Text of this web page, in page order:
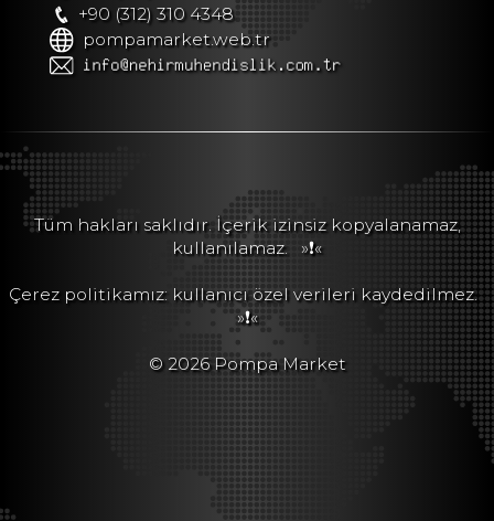
+90 (312) 310 4348
pompamarket.web.tr
Tüm hakları saklıdır. İçerik izinsiz kopyalanamaz,
kullanılamaz.
»❗«
Çerez politikamız: kullanıcı özel verileri kaydedilmez.
»❗«
© 2026 Pompa Market